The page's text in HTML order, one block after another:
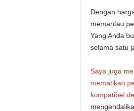
Dengan
memantau
Yang Anda
selama satu
Saya juga
mematikan
kompatibel